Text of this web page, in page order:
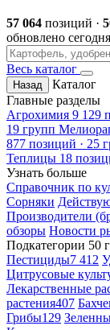
57 064 позиций ·
обновлено сегодня
Весь каталог
Назад
Каталог
Главные разделы
Агрохимия 9 129
19 групп
877 позиций · 25
Теплицы 18
Узнать больше
Справочник по
Сорняки
Производители
обзоры Новости
Подкатегории 50
Пестициды7 412
Цитрусовые
Лекарственные
растения407
Грибы129